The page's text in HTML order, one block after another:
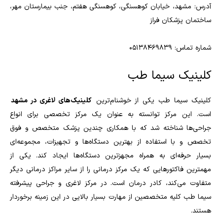
آدرس: مشهد، خیابان کوهسنگی، کوهسنگی هفتم، جنب بیمارستان مهر،
ساختمان پزشکان فراز
شماره تماس: 05138469839
کلینیک سیما طب
کلینیک سیما طب یکی از خوشنام‌ترین کلینیک‌های لاغری در مشهد
است. این مرکز توانسته به عنوان یک مرکز تخصصی برای انواع
جراحی‌ها شناخته شد که با همکاری چندین پزشک متخصص و فوق
تخصص و با استفاده از بهترین دستگاه‌ها و تجهیزات، مجموعه‌ای
بسیار حرفه‌ای به همراه مجهزترین دستگاه‌ها ایجاد کند. یکی از
مهمترین فاکتور‌هایی که یک مرکز درمانی را از سایر مراکز درمانی دیگر
متفاوت می‌کند، کادر درمان است. در مرکز لاغری و جراحی پیشرفته
سیما طب کلیه متخصصین از مهارت بسیار بالایی در این زمینه برخوردار
هستند.